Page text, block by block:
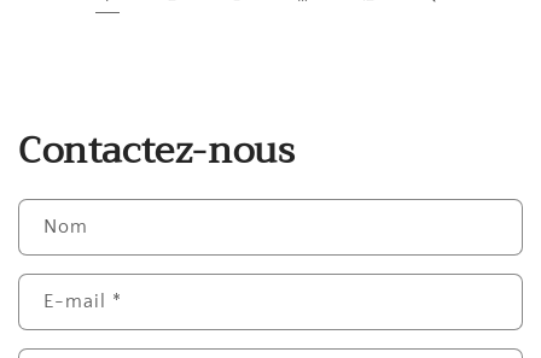
Contactez-nous
Nom
E-mail *